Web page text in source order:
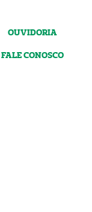
OUVIDORIA
FALE CONOSCO